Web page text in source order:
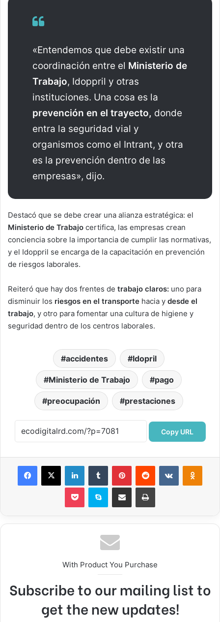
«Entendemos que debe existir una
coordinación entre el Ministerio de
Trabajo, Idoppril y otras
instituciones. Una cosa es la
prevención en el trayecto, donde
entra la seguridad vial y
organismos como el Intrant, y otra
es la prevención dentro de las
empresas», dijo.
Destacó que se debe crear una alianza estratégica: el
Ministerio de Trabajo certifica, las empresas crean
conciencia sobre la importancia de cumplir las normativas,
y el Idoppril se encarga de la capacitación en prevención
de riesgos laborales.
Reiteró que hay dos frentes de trabajo claros: uno para
disminuir los riesgos en el transporte hacia y desde el
trabajo, y otro para fomentar una cultura de higiene y
seguridad dentro de los centros laborales.
accidentes Idopril
Ministerio de Trabajo pago
preocupación prestaciones
Copy URL
Facebook
X LinkedInTumblr PinterestReddit VKontakte
Pocket Skype Compartir por correo electrónicoImprimir
With Product You Purchase
Subscribe to our mailing list to
get the new updates!